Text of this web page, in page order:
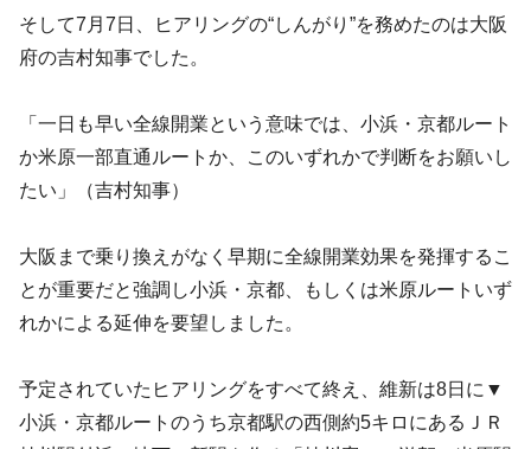
そして7月7日、ヒアリングの“しんがり”を務めたのは大阪
府の吉村知事でした。
「一日も早い全線開業という意味では、小浜・京都ルート
か米原一部直通ルートか、このいずれかで判断をお願いし
たい」（吉村知事）
大阪まで乗り換えがなく早期に全線開業効果を発揮するこ
とが重要だと強調し小浜・京都、もしくは米原ルートいず
れかによる延伸を要望しました。
予定されていたヒアリングをすべて終え、維新は8日に▼
小浜・京都ルートのうち京都駅の西側約5キロにあるＪＲ